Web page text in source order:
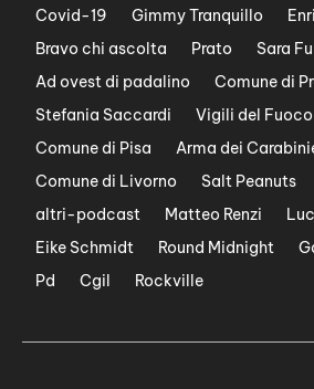
Covid-19
Gimmy Tranquillo
Bravo chi ascolta
Prato Sara
Ad ovest di padalino
Comune di
Stefania Saccardi
Vigili del Fuoco
Comune di Pisa
Arma dei
Comune di Livorno
Salt Peanuts
altri-podcast
Matteo Renzi
Eike Schmidt
Round Midnight
Pd
Cgil Rockville